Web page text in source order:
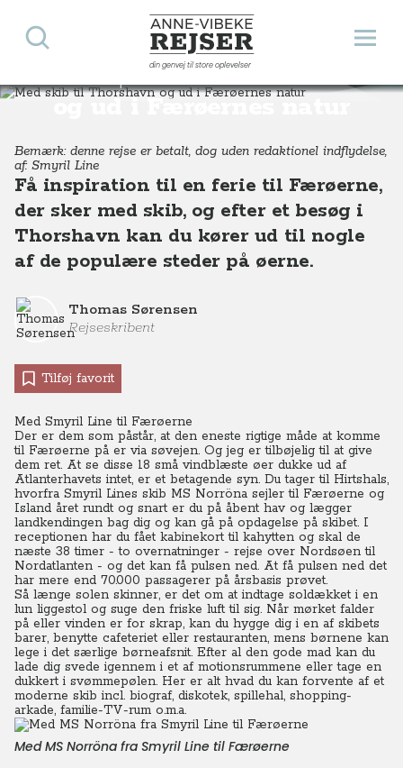
Anne-Vibeke Rejser
din genvej til store oplevelser
Åbn
Søg
Med skib til Thorshavn
og ud i Færøernes natur
Destinationer Europa Færøerne Med skib til Thorshavn og ud i Færøernes natur
Bemærk: denne rejse er betalt, dog uden redaktionel indflydelse,
af: Smyril Line
Få inspiration til en ferie til Færøerne,
der sker med skib, og efter et besøg i
Thorshavn kan du kører ud til nogle
af de populære steder på øerne.
Thomas Sørensen
Rejseskribent
Tilføj favorit
Med Smyril Line til Færøerne
Der er dem som påstår, at den eneste rigtige måde at komme
til Færøerne på er via søvejen. Og jeg er tilbøjelig til at give
dem ret. At se disse 18 små vindblæste øer dukke ud af
Atlanterhavets intet, er et betagende syn. Du tager til Hirtshals,
hvorfra Smyril Lines skib MS Norröna sejler til Færøerne og
Island året rundt og snart er du på åbent hav og lægger
landkendingen bag dig og kan gå på opdagelse på skibet. I
receptionen har du fået kabinekort til kahytten og skal de
næste 38 timer - to overnatninger - rejse over Nordsøen til
Nordatlanten - og det kan få pulsen ned. At få pulsen ned det
har mere end 70.000 passagerer på årsbasis prøvet.
Så længe solen skinner, er det om at indtage soldækket i en
lun liggestol og suge den friske luft til sig. Når mørket falder
på eller vinden er for skrap, kan du hygge dig i en af skibets
barer, benytte cafeteriet eller restauranten, mens børnene kan
lege i det særlige børneafsnit. Efter al den gode mad kan du
lade dig svede igennem i et af motionsrummene eller tage en
dukkert i svømmepølen. Her er alt hvad du kan forvente af et
moderne skib incl. biograf, diskotek, spillehal, shopping-
arkade, familie-TV-rum o.m.a.
Med MS Norröna fra Smyril Line til Færøerne